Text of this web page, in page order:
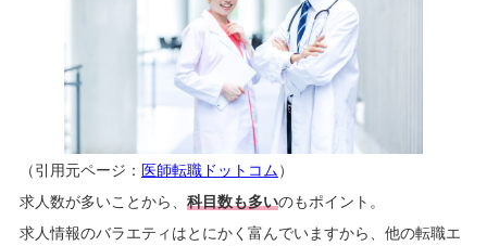
（引用元ページ： 医師転職ドットコム ）
求人数が多いことから、 科目数も多いのもポイント。
求人情報のバラエティはとにかく富んでいますから、他の転職エ